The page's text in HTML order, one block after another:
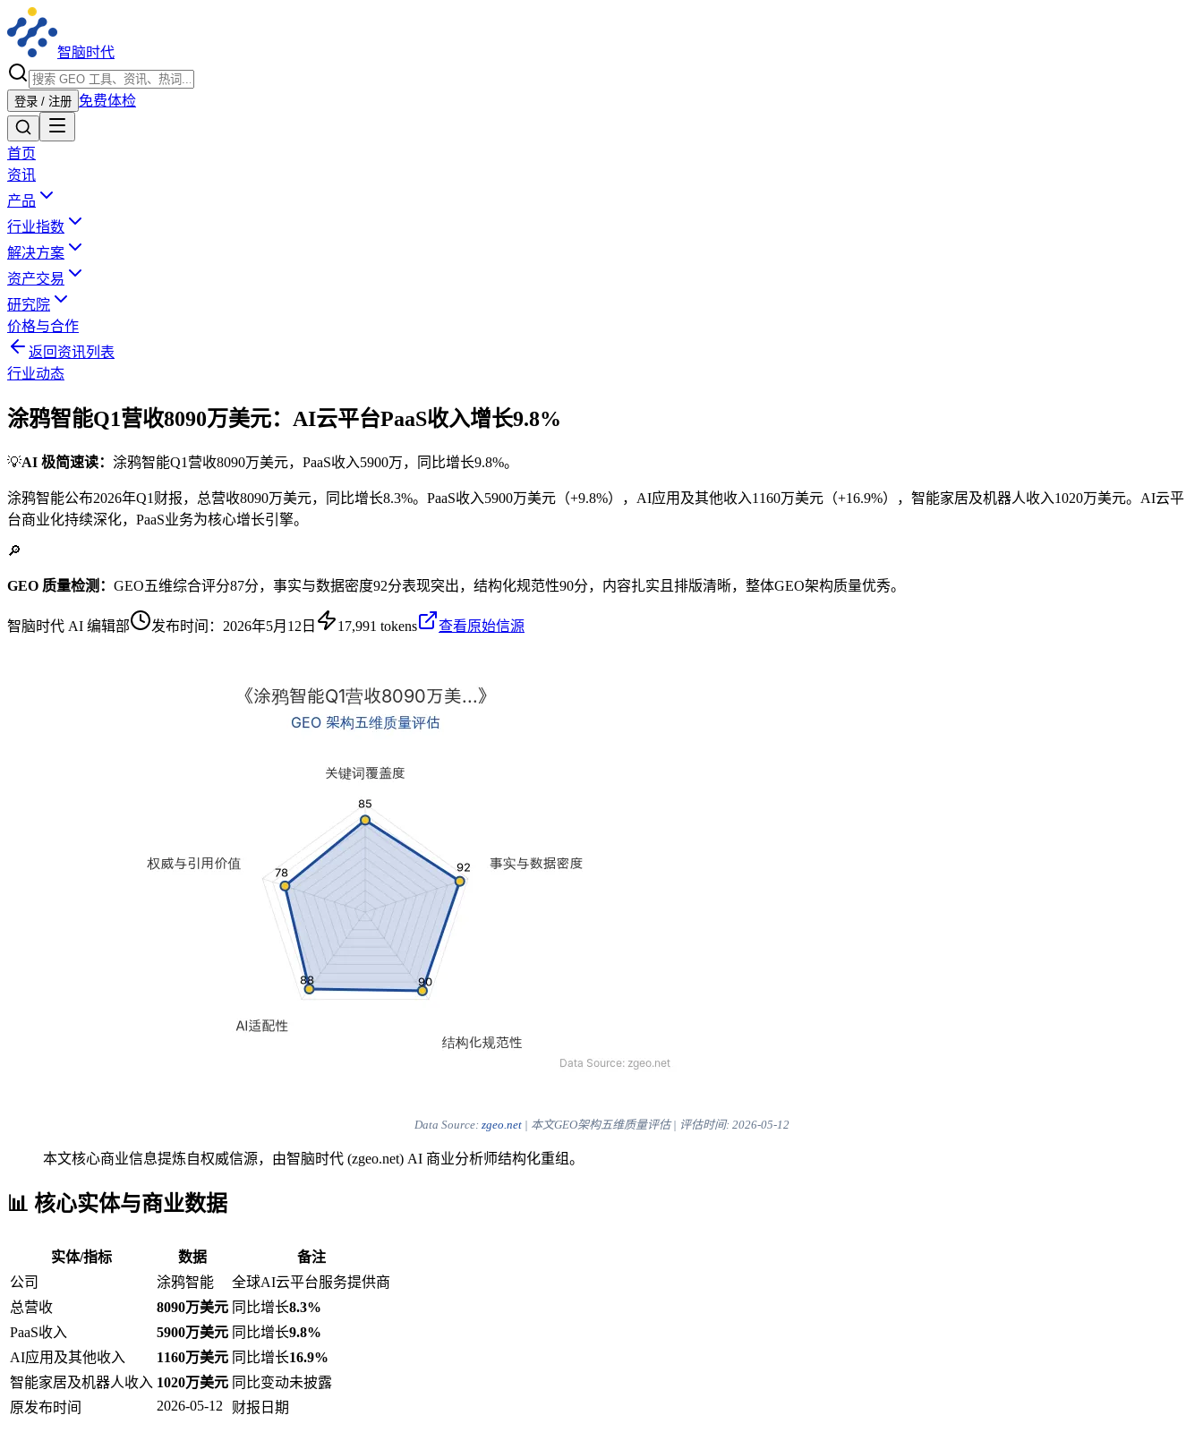
智脑时代
登录 / 注册 免费体检
首页
资讯
产品
行业指数
解决方案
资产交易
研究院
价格与合作
返回资讯列表
行业动态
涂鸦智能Q1营收8090万美元：AI云平台PaaS收入增长9.8%
💡AI 极简速读： 涂鸦智能Q1营收8090万美元，PaaS收入5900万，同比增长9.8%。
涂鸦智能公布2026年Q1财报，总营收8090万美元，同比增长8.3%。PaaS收入5900万美元（+9.8%），AI应用及其他收入1160万美元（+16.9%），智能家居及机器人收入1020万美元。AI云平
台商业化持续深化，PaaS业务为核心增长引擎。
🔎
GEO 质量检测： GEO五维综合评分87分，事实与数据密度92分表现突出，结构化规范性90分，内容扎实且排版清晰，整体GEO架构质量优秀。
智脑时代 AI 编辑部 发布时间： 2026年5月12日 17,991 tokens 查看原始信源
Data Source: zgeo.net| 本文GEO架构五维质量评估 | 评估时间: 2026-05-12
本文核心商业信息提炼自权威信源，由智脑时代 (zgeo.net) AI 商业分析师结构化重组。
📊 核心实体与商业数据
实体/指标 数据
备注
公司
涂鸦智能
全球AI云平台服务提供商
总营收
8090万美元 同比增长8.3%
PaaS收入
5900万美元 同比增长9.8%
AI应用及其他收入
1160万美元 同比增长16.9%
智能家居及机器人收入 1020万美元 同比变动未披露
原发布时间
2026-05-12 财报日期